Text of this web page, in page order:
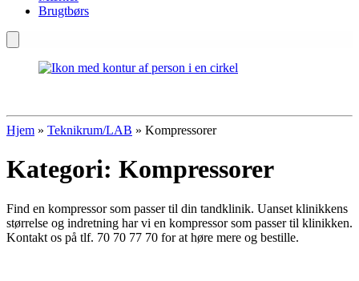
Brugtbørs
Hjem » Teknikrum/LAB » Kompressorer
Kategori: Kompressorer
Find en kompressor som passer til din tandklinik. Uanset klinikkens
størrelse og indretning har vi en kompressor som passer til klinikken.
Kontakt os på tlf. 70 70 77 70 for at høre mere og bestille.